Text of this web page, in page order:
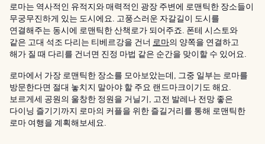
로마는 역사적인 유적지와 매력적인 광장 주변에 로맨틱한 장소들이
무궁무진하게 있는 도시에요. 고풍스러운 자갈길이 도시를
연결해주는 동시에 로맨틱한 산책로가 되어주죠. 폰테 시스토와
같은 고대 석조 다리는 티베르강을 건너 로마의 양쪽을 연결하고
해가 질 때 다리를 건너면 진정 마법 같은 순간을 맞이할 수 있어요.
로마에서 가장 로맨틱한 장소를 모아보았는데, 그중 일부는 로마를
방문한다면 절대 놓치지 말아야 할 주요 랜드마크이기도 해요.
보르게세 공원의 울창한 정원을 거닐기, 고전 발레나 전망 좋은
다이닝 즐기기까지 로마의 커플을 위한 즐길거리를 통해 로맨틱한
로마 여행을 계획해보세요.